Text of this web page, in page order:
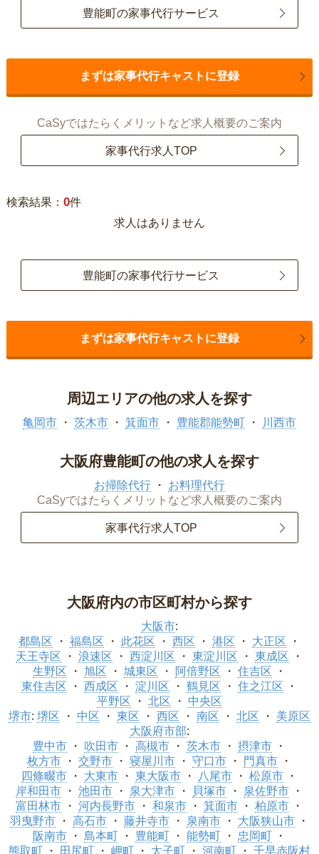
豊能町の家事代行サービス
まずは家事代行キャストに登録
CaSyではたらくメリットなど求人概要のご案内
家事代行求人TOP
検索結果： 0件
求人はありません
豊能町の家事代行サービス
まずは家事代行キャストに登録
周辺エリアの他の求人を探す
亀岡市 茨木市 箕面市 豊能郡能勢町 川西市
大阪府豊能町の他の求人を探す
お掃除代行
お料理代行
CaSyではたらくメリットなど求人概要のご案内
家事代行求人TOP
大阪府内の市区町村から探す
大阪市:
都島区
福島区 此花区 西区 港区
大正区
天王寺区
浪速区 西淀川区 東淀川区
東成区
生野区
旭区 城東区 阿倍野区
住吉区
東住吉区
西成区 淀川区 鶴見区
住之江区
平野区
北区
中央区
堺市: 堺区 中区 東区 西区 南区 北区
美原区
大阪府市部:
豊中市
吹田市 高槻市 茨木市
摂津市
枚方市
交野市 寝屋川市 守口市
門真市
四條畷市
大東市 東大阪市 八尾市
松原市
岸和田市
池田市 泉大津市 貝塚市
泉佐野市
富田林市
河内長野市 和泉市 箕面市
柏原市
羽曳野市
高石市 藤井寺市 泉南市
大阪狭山市
阪南市
島本町 豊能町 能勢町
忠岡町
熊取町
田尻町 岬町 太子町 河南町 千早赤阪村